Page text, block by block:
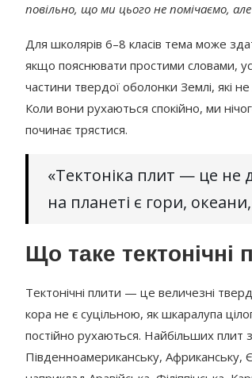
повільно, що ми цього не помічаємо,
Для школярів 6–8 класів тема може
якщо пояснювати простими словами,
частини твердої оболонки Землі, які
Коли вони рухаються спокійно, ми
починає трястися.
«Тектоніка плит — це не
на планеті є гори,
Що таке тектонічні
Тектонічні плити — це величезні
кора не є суцільною, як шкаралупа
постійно рухаються. Найбільших плит
Південноамериканську, Африканську,